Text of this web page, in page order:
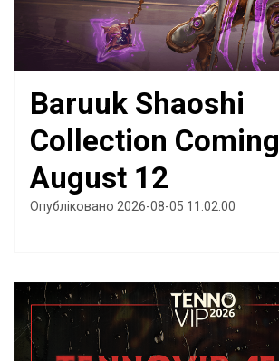
Baruuk Shaoshi
Collection Coming
August 12
Опубліковано 2026-08-05 11:02:00